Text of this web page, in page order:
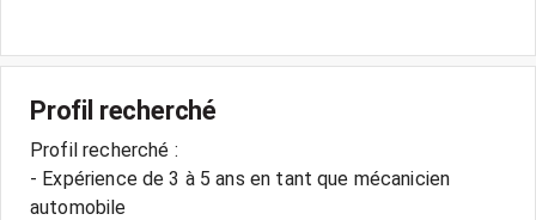
Profil recherché
Profil recherché :
- Expérience de 3 à 5 ans en tant que mécanicien
automobile